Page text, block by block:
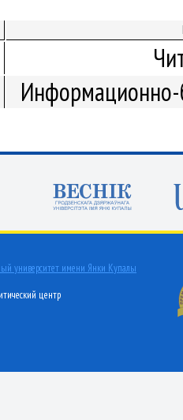
Информационно-
университет имени Янки Купалы
центр